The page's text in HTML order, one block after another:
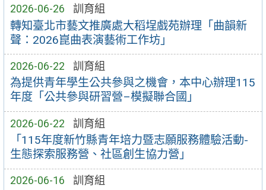
2026-06-26 訓育組
轉知臺北市藝文推廣處大稻埕戲苑辦理「曲韻新
聲：2026崑曲表演藝術工作坊」
2026-06-22 訓育組
為提供青年學生公共參與之機會，本中心辦理115
年度「公共參與研習營–模擬聯合國」
2026-06-22 訓育組
「115年度新竹縣青年培力暨志願服務體驗活動-
生態探索服務營、社區創生協力營」
2026-06-16 訓育組